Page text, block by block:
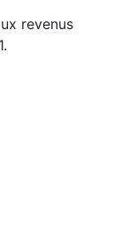
revenus